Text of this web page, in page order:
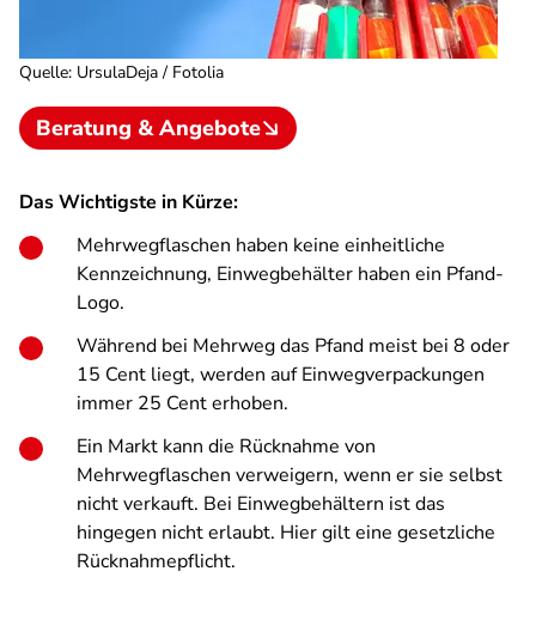
Quelle: UrsulaDeja / Fotolia
Beratung & Angebote
Das Wichtigste in Kürze:
Mehrwegflaschen haben keine einheitliche
Kennzeichnung, Einwegbehälter haben ein Pfand-
Logo.
Während bei Mehrweg das Pfand meist bei 8 oder
15 Cent liegt, werden auf Einwegverpackungen
immer 25 Cent erhoben.
Ein Markt kann die Rücknahme von
Mehrwegflaschen verweigern, wenn er sie selbst
nicht verkauft. Bei Einwegbehältern ist das
hingegen nicht erlaubt. Hier gilt eine gesetzliche
Rücknahmepflicht.